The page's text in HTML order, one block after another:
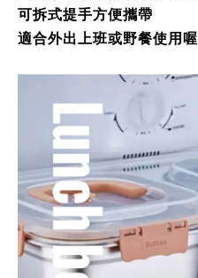
可拆式提手方便攜帶
適合外出上班或野餐使用喔